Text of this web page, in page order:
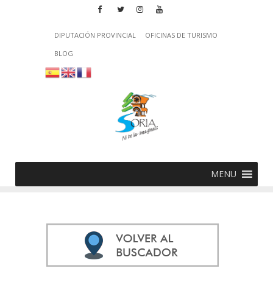
DIPUTACIÓN PROVINCIAL
OFICINAS DE TURISMO
BLOG
MENU